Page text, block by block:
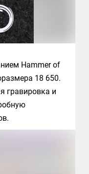
Hammer of
18 650.
гравировка и